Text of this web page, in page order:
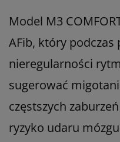
Model M3
AFib, który
nieregularności
sugerować
częstszych
ryzyko udaru